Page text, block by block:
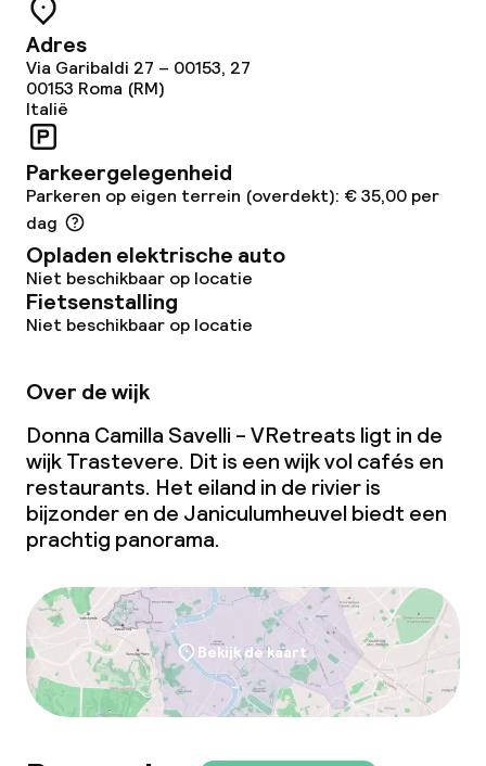
Zakelijke faciliteiten
Conferentieruimte
Beleid
Overal rookvrij
Adres
Via Garibaldi 27 – 00153, 27
00153 Roma (RM)
Italië
Parkeergelegenheid
Parkeren op eigen terrein (overdekt): € 35,00 per
dag
Opladen elektrische auto
Niet beschikbaar op locatie
Fietsenstalling
Niet beschikbaar op locatie
Over de wijk
Donna Camilla Savelli - VRetreats ligt in de
wijk Trastevere. Dit is een wijk vol cafés en
restaurants. Het eiland in de rivier is
bijzonder en de Janiculumheuvel biedt een
prachtig panorama.
Bekijk de kaart